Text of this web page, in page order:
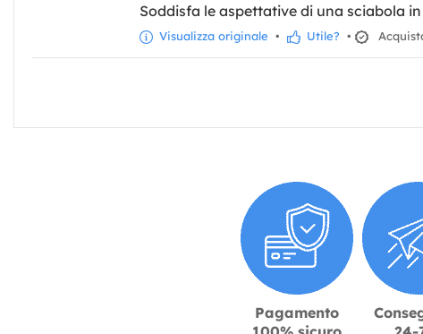
Soddisfa le aspettative di una sciabola
Visualizza originale • Utile? •
Pagamento